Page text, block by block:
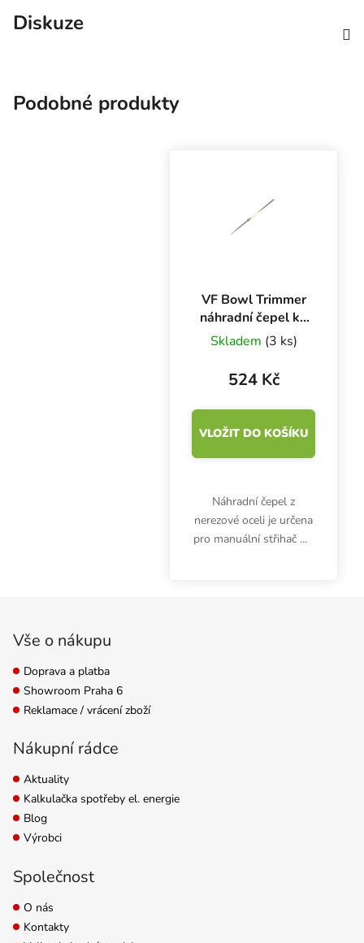
Diskuze
Podobné produkty
VF Bowl Trimmer
náhradní čepel ke
střihači 50 cm, 2
Skladem (3 ks)
524 Kč
VLOŽIT DO KOŠÍKU
Náhradní čepel z
nerezové oceli je určena
pro manuální střihač VF
Vše o nákupu
Doprava a platba
Showroom Praha 6
Reklamace / vrácení zboží
Nákupní rádce
Aktuality
Kalkulačka spotřeby el. energie
Blog
Výrobci
Společnost
O nás
Kontakty